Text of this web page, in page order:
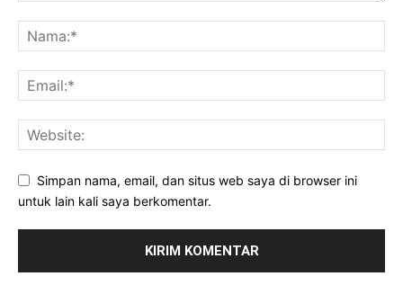
Simpan nama, email, dan situs web saya di browser ini
untuk lain kali saya berkomentar.